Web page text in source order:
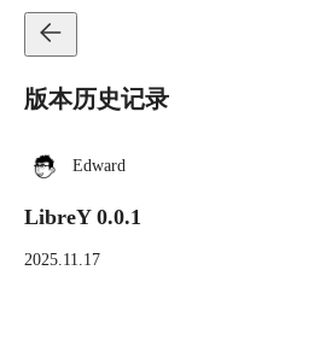
版本历史记录
Edward
LibreY 0.0.1
2025.11.17